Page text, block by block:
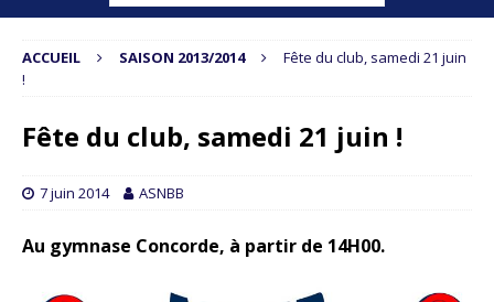
ACCUEIL SAISON 2013/2014
Fête du club, samedi 21 juin
!
Fête du club, samedi 21 juin !
7 juin 2014 ASNBB
Au gymnase Concorde, à partir de 14H00.